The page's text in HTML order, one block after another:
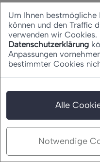
downloaden
Denn nicht
Angebot der
einem
Kunde drauf.
kann: Was
verursachte
der nach der
Um Ihnen
können und den Traffic
verwenden wir Cookies.
Datenschutzerklärung
Anpassungen
bestimmter Cookies
Alle
Notwendige